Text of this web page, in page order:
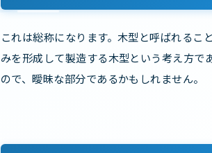
これは総称になります。木型と呼ばれる
みを形成して製造する木型という考え方
ので、曖昧な部分であるかもしれません。